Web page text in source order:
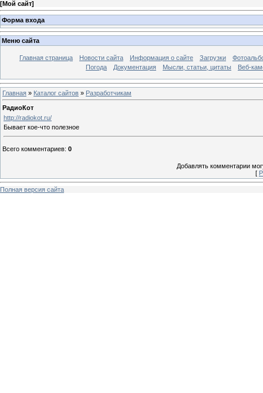
[Мой сайт]
Форма входа
Меню сайта
Главная страница Новости сайта Информация о сайте Загрузки
Погода
Документация Мысли, статьи, цитаты Веб-
Главная » Каталог сайтов » Разработчикам
РадиоКот
http://radiokot.ru/
Бывает кое-что полезное
Всего комментариев: 0
Добавлять комментарии
[
Полная версия сайта